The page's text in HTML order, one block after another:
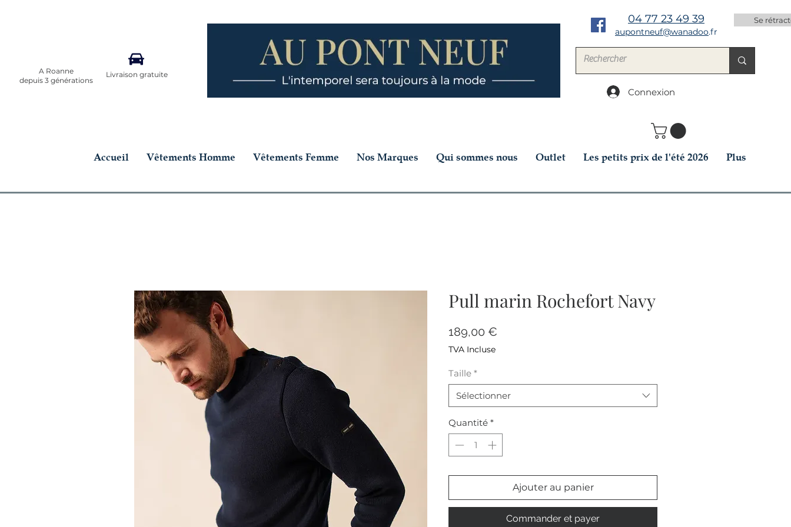
A Roanne
depuis 3 générations
Livraison gratuite
04 77 23 49 39
aupontneuf@wanadoo.fr
Se
Connexion
Accueil Vêtements Homme Vêtements Femme Nos Marques Qui sommes nous Outlet Les petits prix de l'été 2026 Plus
Pull marin Rochefort Navy
189,00 €
TVA Incluse
Taille *
Sélectionner
Quantité *
Ajouter au panier
Commander et payer